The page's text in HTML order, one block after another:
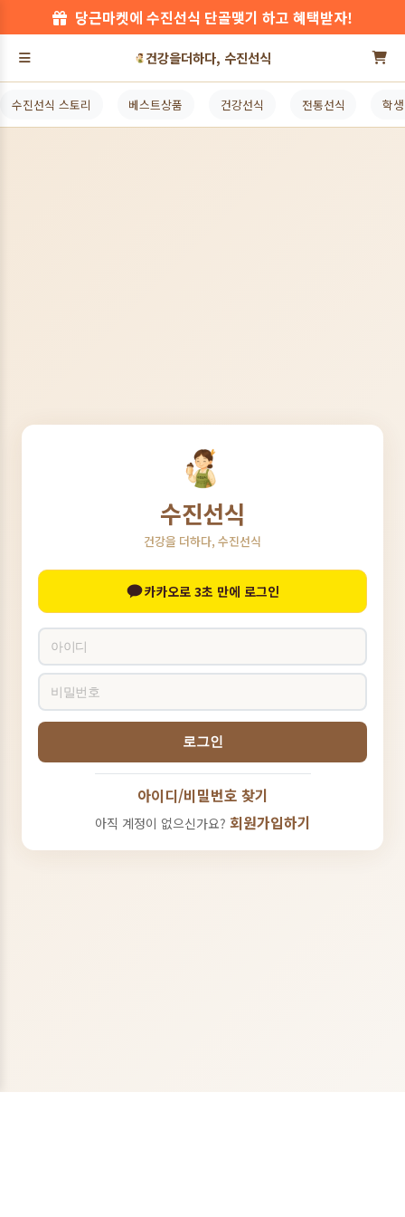
당근마켓에 수진선식 단골맺기 하고 혜택받자!
건강을더하다, 수진선식
수진선식 스토리 베스트상품 건강선식 전통선식 학
수진선식
건강을 더하다, 수진선식
카카오로 3초 만에 로그인
로그인
아이디/비밀번호 찾기
아직 계정이 없으신가요? 회원가입하기